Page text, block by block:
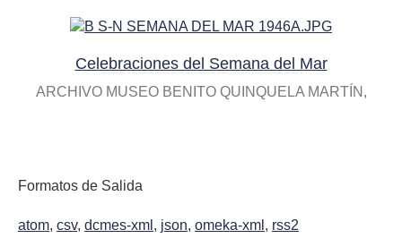
Celebraciones del Semana del Mar
ARCHIVO MUSEO BENITO QUINQUELA MARTÍN
Formatos de Salida
atom, csv, dcmes-xml , json, omeka-xml , rss2